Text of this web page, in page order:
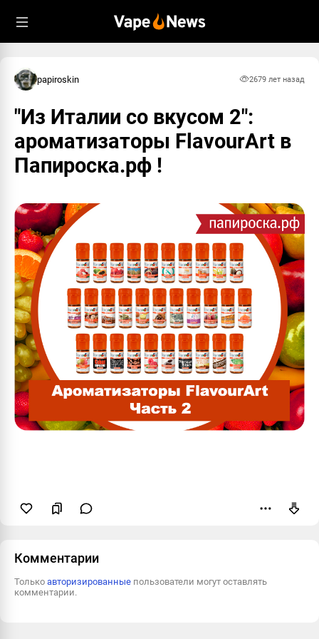
papiroskin 2679 лет назад
"Из Италии со вкусом 2":
ароматизаторы FlavourArt в
Папироска.рф !
Комментарии
Только авторизированные пользователи могут оставлять
комментарии.